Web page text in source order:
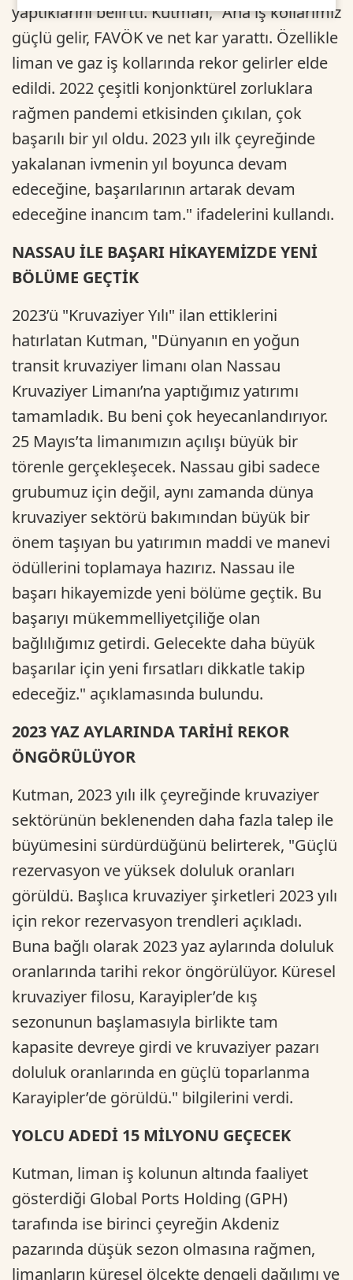
yaptıklarını belirtti. Kutman, "Ana iş kollarımız
güçlü gelir, FAVÖK ve net kar yarattı. Özellikle
liman ve gaz iş kollarında rekor gelirler elde
edildi. 2022 çeşitli konjonktürel zorluklara
rağmen pandemi etkisinden çıkılan, çok
başarılı bir yıl oldu. 2023 yılı ilk çeyreğinde
yakalanan ivmenin yıl boyunca devam
edeceğine, başarılarının artarak devam
edeceğine inancım tam." ifadelerini kullandı.
NASSAU İLE BAŞARI HİKAYEMİZDE YENİ
BÖLÜME GEÇTİK
2023’ü "Kruvaziyer Yılı" ilan ettiklerini
hatırlatan Kutman, "Dünyanın en yoğun
transit kruvaziyer limanı olan Nassau
Kruvaziyer Limanı’na yaptığımız yatırımı
tamamladık. Bu beni çok heyecanlandırıyor.
25 Mayıs’ta limanımızın açılışı büyük bir
törenle gerçekleşecek. Nassau gibi sadece
grubumuz için değil, aynı zamanda dünya
kruvaziyer sektörü bakımından büyük bir
önem taşıyan bu yatırımın maddi ve manevi
ödüllerini toplamaya hazırız. Nassau ile
başarı hikayemizde yeni bölüme geçtik. Bu
başarıyı mükemmelliyetçiliğe olan
bağlılığımız getirdi. Gelecekte daha büyük
başarılar için yeni fırsatları dikkatle takip
edeceğiz." açıklamasında bulundu.
2023 YAZ AYLARINDA TARİHİ REKOR
ÖNGÖRÜLÜYOR
Kutman, 2023 yılı ilk çeyreğinde kruvaziyer
sektörünün beklenenden daha fazla talep ile
büyümesini sürdürdüğünü belirterek, "Güçlü
rezervasyon ve yüksek doluluk oranları
görüldü. Başlıca kruvaziyer şirketleri 2023 yılı
için rekor rezervasyon trendleri açıkladı.
Buna bağlı olarak 2023 yaz aylarında doluluk
oranlarında tarihi rekor öngörülüyor. Küresel
kruvaziyer filosu, Karayipler’de kış
sezonunun başlamasıyla birlikte tam
kapasite devreye girdi ve kruvaziyer pazarı
doluluk oranlarında en güçlü toparlanma
Karayipler’de görüldü." bilgilerini verdi.
YOLCU ADEDİ 15 MİLYONU GEÇECEK
Kutman, liman iş kolunun altında faaliyet
gösterdiği Global Ports Holding (GPH)
tarafında ise birinci çeyreğin Akdeniz
pazarında düşük sezon olmasına rağmen,
limanların küresel ölçekte dengeli dağılımı ve